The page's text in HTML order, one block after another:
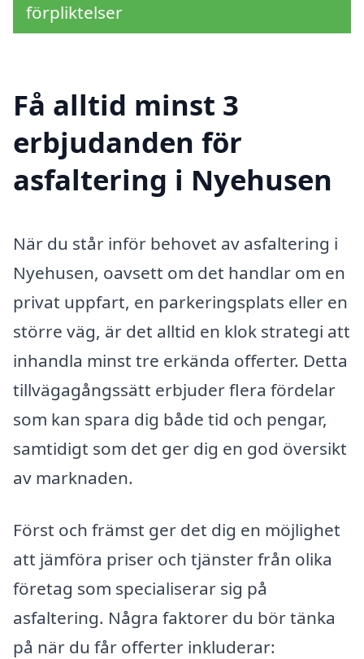
förpliktelser
Få alltid minst 3
erbjudanden för
asfaltering i Nyehusen
När du står inför behovet av asfaltering i
Nyehusen, oavsett om det handlar om en
privat uppfart, en parkeringsplats eller en
större väg, är det alltid en klok strategi att
inhandla minst tre erkända offerter. Detta
tillvägagångssätt erbjuder flera fördelar
som kan spara dig både tid och pengar,
samtidigt som det ger dig en god översikt
av marknaden.
Först och främst ger det dig en möjlighet
att jämföra priser och tjänster från olika
företag som specialiserar sig på
asfaltering. Några faktorer du bör tänka
på när du får offerter inkluderar: